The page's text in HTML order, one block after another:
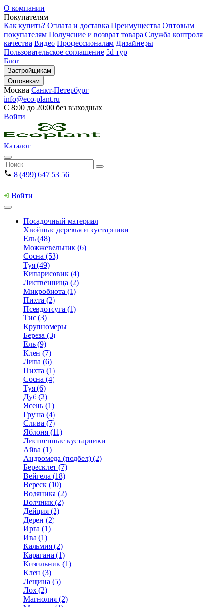
О компании
Покупателям
Как купить? Оплата и доставка Преимущества Оптовым
покупателям Получение и возврат товара Служба контроля
качества Видео Профессионалам Дизайнеры
Пользовательское соглашение 3d тур
Блог
Застройщикам
Оптовикам
Москва Санкт-Петербург
info@eco-plant.ru
С 8:00 до 20:00 без выходных
Войти
Каталог
8 (499) 647 53 56
Войти
Посадочный материал
Хвойные деревья и кустарники
Ель (48)
Можжевельник (6)
Сосна (53)
Туя (49)
Кипарисовик (4)
Лиственница (2)
Микробиота (1)
Пихта (2)
Псевдотсуга (1)
Тис (3)
Крупномеры
Береза (3)
Ель (9)
Клен (7)
Липа (6)
Пихта (1)
Сосна (4)
Туя (6)
Дуб (2)
Ясень (1)
Груша (4)
Слива (7)
Яблоня (11)
Лиственные кустарники
Айва (1)
Андромеда (подбел) (2)
Бересклет (7)
Вейгела (18)
Вереск (10)
Водяника (2)
Волчник (2)
Дейция (2)
Дерен (2)
Ирга (1)
Ива (1)
Кальмия (2)
Карагана (1)
Кизильник (1)
Клен (3)
Лещина (5)
Лох (2)
Магнолия (2)